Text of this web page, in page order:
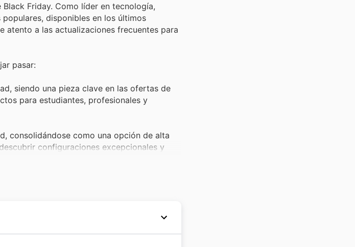
Friday. Como líder en tecnología,
disponibles en los últimos
atento a las actualizaciones frecuentes para
pasar:
siendo una pieza clave en las ofertas de
para estudiantes, profesionales y
consolidándose como una opción de alta
configuraciones excepcionales y
en una elección popular,
las Lenovo deals para mejorar tu